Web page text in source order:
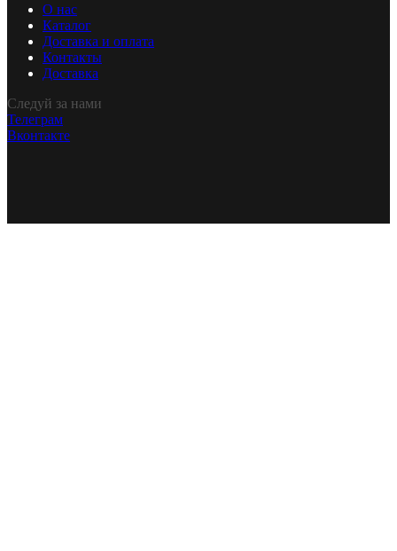
О нас
Каталог
Доставка и оплата
Контакты
Доставка
Следуй за нами
Телеграм
Вконтакте